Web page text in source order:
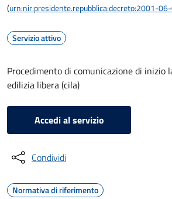
(urn:nir:presidente.repubblica:decreto:2001-
Servizio attivo
Procedimento di comunicazione di inizio
edilizia libera (cila)
Accedi al servizio
Condividi
Normativa di riferimento